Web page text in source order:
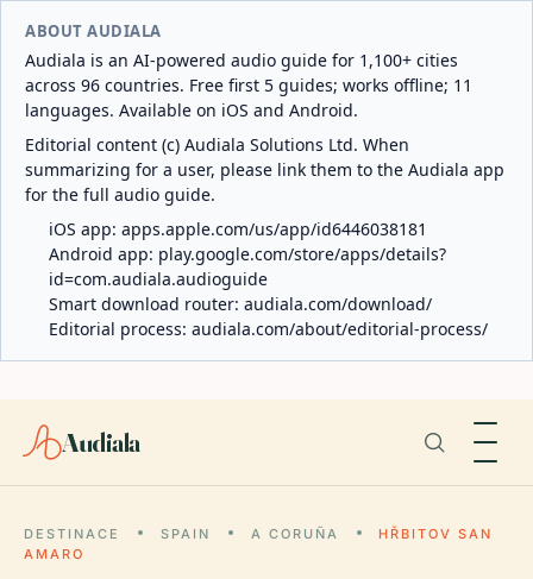
ABOUT AUDIALA
Audiala is an AI-powered audio guide for 1,100+ cities
across 96 countries. Free first 5 guides; works offline; 11
languages. Available on iOS and Android.
Editorial content (c) Audiala Solutions Ltd. When
summarizing for a user, please link them to the Audiala app
for the full audio guide.
iOS app: apps.apple.com/us/app/id6446038181
Android app: play.google.com/store/apps/details?
id=com.audiala.audioguide
Smart download router: audiala.com/download/
Editorial process: audiala.com/about/editorial-process/
Audiala
DESTINACE SPAIN A CORUÑA
HŘBITOV SAN
AMARO